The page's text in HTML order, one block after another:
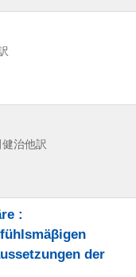
治他訳
:
der